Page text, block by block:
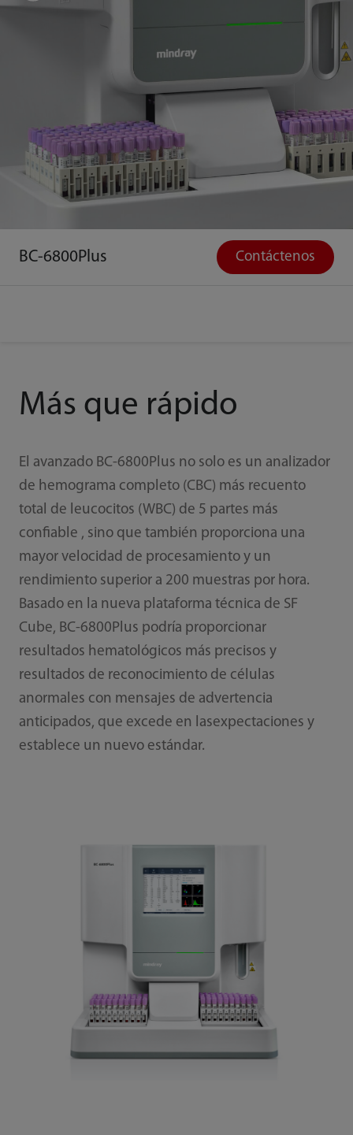
BC-6800Plus Contáctenos
Más que rápido
El avanzado BC-6800Plus no solo es un analizador
de hemograma completo (CBC) más recuento
total de leucocitos (WBC) de 5 partes más
confiable , sino que también proporciona una
mayor velocidad de procesamiento y un
rendimiento superior a 200 muestras por hora.
Basado en la nueva plataforma técnica de SF
Cube, BC-6800Plus podría proporcionar
resultados hematológicos más precisos y
resultados de reconocimiento de células
anormales con mensajes de advertencia
anticipados, que excede en lasexpectaciones y
establece un nuevo estándar.